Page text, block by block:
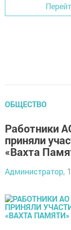
ОБЩЕСТВО
Работники
приняли
«Вахта
Администратор,